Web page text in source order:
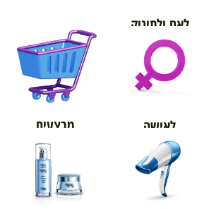
לאם ולתינוק
אורטופדיה
לאישה מבצעים